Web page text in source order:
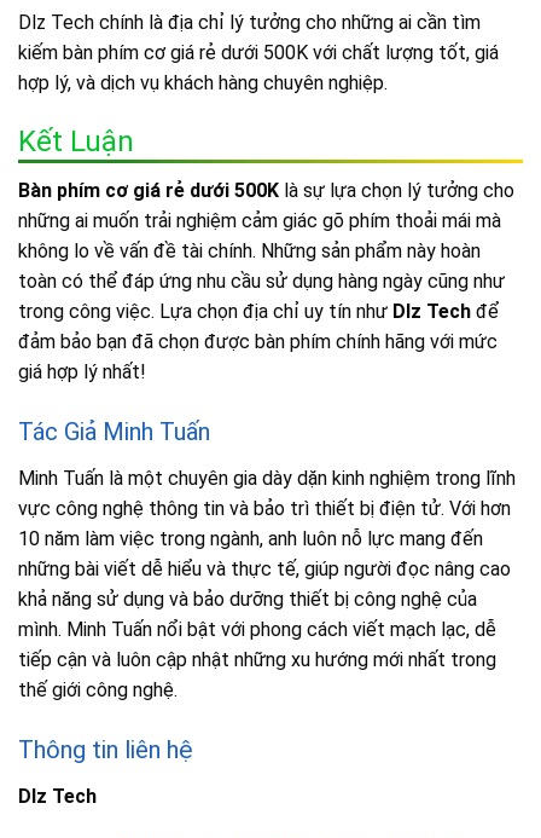
Dlz Tech chính là địa chỉ lý tưởng cho những ai cần tìm
kiếm bàn phím cơ giá rẻ dưới 500K với chất lượng tốt, giá
hợp lý, và dịch vụ khách hàng chuyên nghiệp.
Kết Luận
Bàn phím cơ giá rẻ dưới 500K là sự lựa chọn lý tưởng cho
những ai muốn trải nghiệm cảm giác gõ phím thoải mái mà
không lo về vấn đề tài chính. Những sản phẩm này hoàn
toàn có thể đáp ứng nhu cầu sử dụng hàng ngày cũng như
trong công việc. Lựa chọn địa chỉ uy tín như Dlz Tech để
đảm bảo bạn đã chọn được bàn phím chính hãng với mức
giá hợp lý nhất!
Tác Giả Minh Tuấn
Minh Tuấn là một chuyên gia dày dặn kinh nghiệm trong lĩnh
vực công nghệ thông tin và bảo trì thiết bị điện tử. Với hơn
10 năm làm việc trong ngành, anh luôn nỗ lực mang đến
những bài viết dễ hiểu và thực tế, giúp người đọc nâng cao
khả năng sử dụng và bảo dưỡng thiết bị công nghệ của
mình. Minh Tuấn nổi bật với phong cách viết mạch lạc, dễ
tiếp cận và luôn cập nhật những xu hướng mới nhất trong
thế giới công nghệ.
Thông tin liên hệ
Dlz Tech